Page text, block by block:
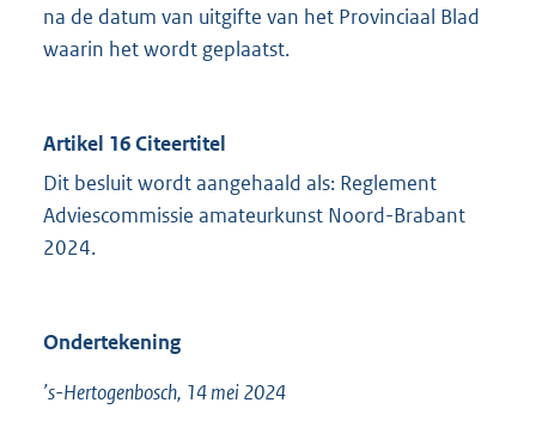
na de datum van uitgifte van het Provinciaal Blad
waarin het wordt geplaatst.
Artikel 16 Citeertitel
Dit besluit wordt aangehaald als: Reglement
Adviescommissie amateurkunst Noord-Brabant
2024.
Ondertekening
’s-Hertogenbosch, 14 mei 2024